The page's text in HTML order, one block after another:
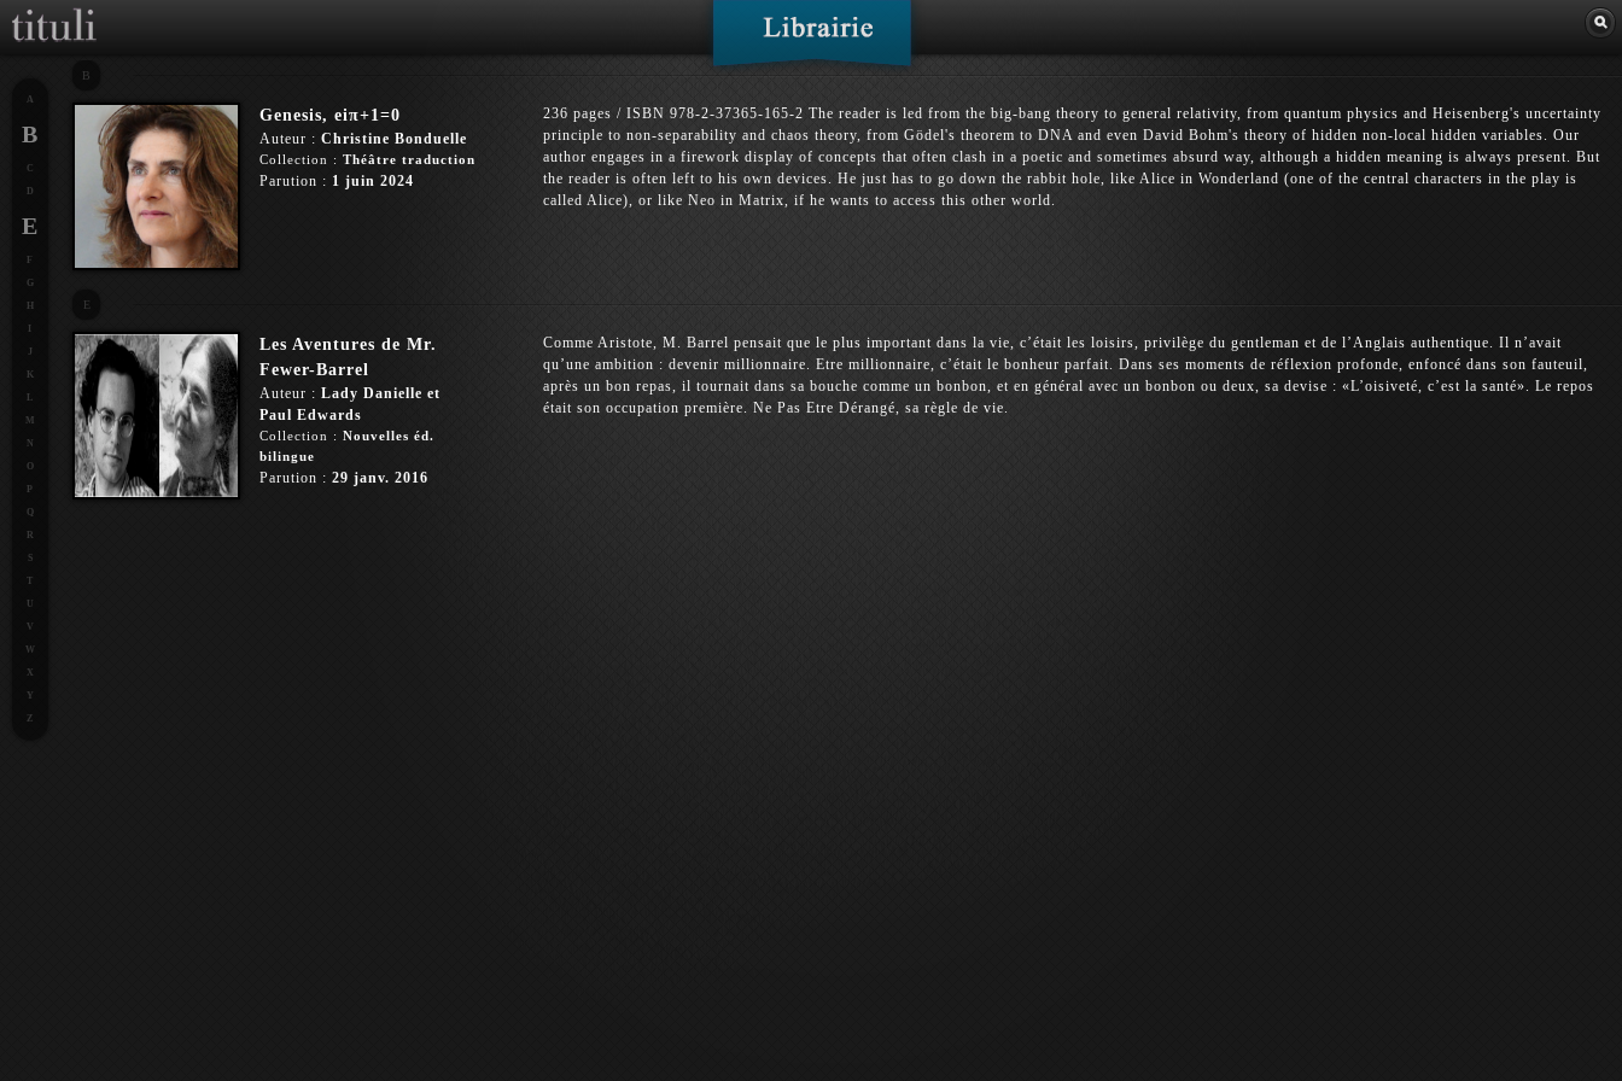
B
Genesis, eiπ+1=0
Auteur : Christine Bonduelle
Collection : Théâtre traduction
Parution : 1 juin 2024
236 pages / ISBN 978-2-37365-165-2 The reader is led from the big-bang theory to general relativity, from quantum physics and Heisenberg's uncertainty
principle to non-separability and chaos theory, from Gödel's theorem to DNA and even David Bohm's theory of hidden non-local hidden variables. Our
author engages in a firework display of concepts that often clash in a poetic and sometimes absurd way, although a hidden meaning is always present. But
the reader is often left to his own devices. He just has to go down the rabbit hole, like Alice in Wonderland (one of the central characters in the play is
called Alice), or like Neo in Matrix, if he wants to access this other world.
E
Les Aventures de Mr.
Fewer-Barrel
Auteur : Lady Danielle et
Paul Edwards
Collection : Nouvelles éd.
bilingue
Parution : 29 janv. 2016
Comme Aristote, M. Barrel pensait que le plus important dans la vie, c’était les loisirs, privilège du gentleman et de l’Anglais authentique. Il n’avait
qu’une ambition : devenir millionnaire. Etre millionnaire, c’était le bonheur parfait. Dans ses moments de réflexion profonde, enfoncé dans son fauteuil,
après un bon repas, il tournait dans sa bouche comme un bonbon, et en général avec un bonbon ou deux, sa devise : «L’oisiveté, c’est la santé». Le repos
était son occupation première. Ne Pas Etre Dérangé, sa règle de vie.
A
B
C
D
E
F
G
J
K
L
M
N
O
P
Q
R
S
T
U
V
W
X
Y
Z